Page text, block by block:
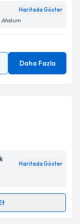
Haritada Göster
Atakum
Daha Fazla
Haritada Göster